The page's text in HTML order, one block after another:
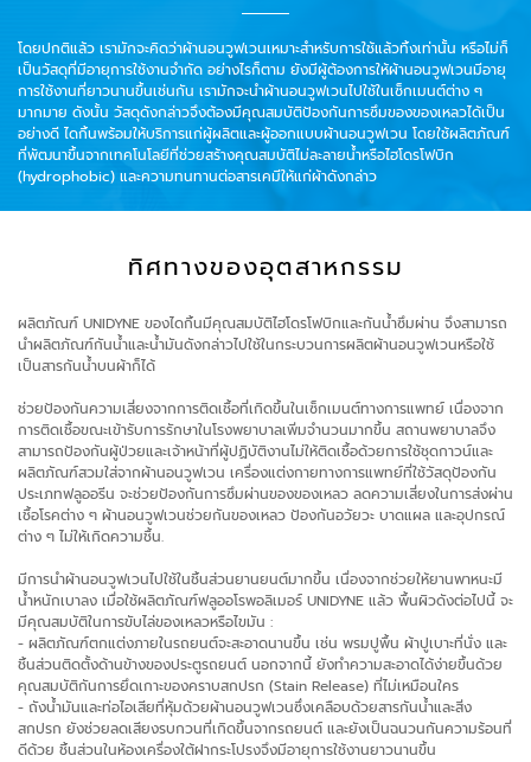
โดยปกติแล้ว เรามักจะคิดว่าผ้านอนวูฟเวนเหมาะสำหรับการใช้แล้วทิ้งเท่านั้น หรือไม่ก็
เป็นวัสดุที่มีอายุการใช้งานจำกัด อย่างไรก็ตาม ยังมีผู้ต้องการให้ผ้านอนวูฟเวนมีอายุ
การใช้งานที่ยาวนานขึ้นเช่นกัน เรามักจะนำผ้านอนวูฟเวนไปใช้ในเซ็กเมนต์ต่าง ๆ
มากมาย ดังนั้น วัสดุดังกล่าวจึงต้องมีคุณสมบัติป้องกันการซึมของของเหลวได้เป็น
อย่างดี ไดกิ้นพร้อมให้บริการแก่ผู้ผลิตและผู้ออกแบบผ้านอนวูฟเวน โดยใช้ผลิตภัณฑ์
ที่พัฒนาขึ้นจากเทคโนโลยีที่ช่วยสร้างคุณสมบัติไม่ละลายน้ำหรือไฮโดรโฟบิก
(hydrophobic) และความทนทานต่อสารเคมีให้แก่ผ้าดังกล่าว
ทิศทางของอุตสาหกรรม
ผลิตภัณฑ์ UNIDYNE ของไดกิ้นมีคุณสมบัติไฮโดรโฟบิกและกันน้ำซึมผ่าน จึงสามารถ
นำผลิตภัณฑ์กันน้ำและน้ำมันดังกล่าวไปใช้ในกระบวนการผลิตผ้านอนวูฟเวนหรือใช้
เป็นสารกันน้ำบนผ้าก็ได้
ช่วยป้องกันความเสี่ยงจากการติดเชื้อที่เกิดขึ้นในเซ็กเมนต์ทางการแพทย์ เนื่องจาก
การติดเชื้อขณะเข้ารับการรักษาในโรงพยาบาลเพิ่มจำนวนมากขึ้น สถานพยาบาลจึง
สามารถป้องกันผู้ป่วยและเจ้าหน้าที่ผู้ปฏิบัติงานไม่ให้ติดเชื้อด้วยการใช้ชุดกาวน์และ
ผลิตภัณฑ์สวมใส่จากผ้านอนวูฟเวน เครื่องแต่งกายทางการแพทย์ที่ใช้วัสดุป้องกัน
ประเภทฟลูออรีน จะช่วยป้องกันการซึมผ่านของของเหลว ลดความเสี่ยงในการส่งผ่าน
เชื้อโรคต่าง ๆ ผ้านอนวูฟเวนช่วยกันของเหลว ป้องกันอวัยวะ บาดแผล และอุปกรณ์
ต่าง ๆ ไม่ให้เกิดความชื้น.
มีการนำผ้านอนวูฟเวนไปใช้ในชิ้นส่วนยานยนต์มากขึ้น เนื่องจากช่วยให้ยานพาหนะมี
น้ำหนักเบาลง เมื่อใช้ผลิตภัณฑ์ฟลูออโรพอลิเมอร์ UNIDYNE แล้ว พื้นผิวดังต่อไปนี้ จะ
มีคุณสมบัติในการขับไล่ของเหลวหรือไขมัน :
- ผลิตภัณฑ์ตกแต่งภายในรถยนต์จะสะอาดนานขึ้น เช่น พรมปูพื้น ผ้าปูเบาะที่นั่ง และ
ชิ้นส่วนติดตั้งด้านข้างของประตูรถยนต์ นอกจากนี้ ยังทำความสะอาดได้ง่ายขึ้นด้วย
คุณสมบัติกันการยึดเกาะของคราบสกปรก (Stain Release) ที่ไม่เหมือนใคร
- ถังน้ำมันและท่อไอเสียที่หุ้มด้วยผ้านอนวูฟเวนซึ่งเคลือบด้วยสารกันน้ำและสิ่ง
สกปรก ยังช่วยลดเสียงรบกวนที่เกิดขึ้นจากรถยนต์ และยังเป็นฉนวนกันความร้อนที่
ดีด้วย ชิ้นส่วนในห้องเครื่องใต้ฝากระโปรงจึงมีอายุการใช้งานยาวนานขึ้น